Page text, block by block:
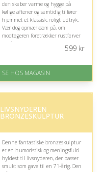
den skaber varme og hygge på
kølige aftener og samtidig tilfører
hjemmet et klassisk, roligt udtryk.
Vær dog opmærksom på, om
modtageren foretrækker rustfarver
og tåler uld.
God Trustpilot rating på 4.1 ud
599kr
SE HOS MAGASIN
LIVSNYDEREN
BRONZESKULPTUR
Denne fantastiske bronzeskulptur
er en humoristisk og meningsfuld
hyldest til livsnyderen, der passer
smukt som gave til en 71-årig. Den